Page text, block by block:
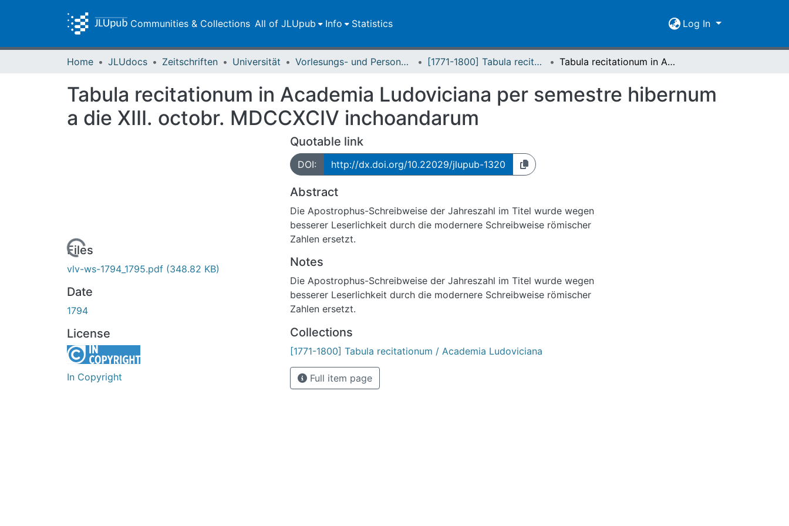
Communities & Collections All of JLUpub Info Statistics Log In
Home JLUdocs Zeitschriften Universität Vorlesungs- und Personalverzeichnis / Justus-Liebig-Universität Gießen [1771-1800] Tabula recitationum / Academia Ludoviciana Tabula recitationum in Academia Ludoviciana per semestre hibernum a die XIII. octobr. MDCCXCIV inchoandarum
Tabula recitationum in Academia Ludoviciana per semestre hibernum
a die XIII. octobr. MDCCXCIV inchoandarum
Loading...
Files
vlv-ws-1794_1795.pdf (348.82 KB)
Date
1794
License
In Copyright
Quotable link
DOI: http://dx.doi.org/10.22029/jlupub-1320
Abstract
Die Apostrophus-Schreibweise der Jahreszahl im Titel wurde wegen
besserer Leserlichkeit durch die modernere Schreibweise römischer
Zahlen ersetzt.
Notes
Die Apostrophus-Schreibweise der Jahreszahl im Titel wurde wegen
besserer Leserlichkeit durch die modernere Schreibweise römischer
Zahlen ersetzt.
Collections
[1771-1800] Tabula recitationum / Academia Ludoviciana
Full item page